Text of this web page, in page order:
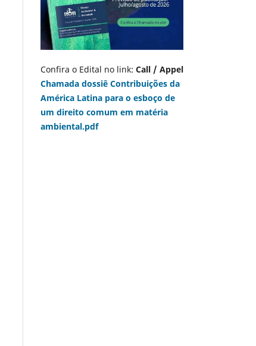
Confira o Edital no link: Call / Appel
Chamada dossiê Contribuições da
América Latina para o esboço de
um direito comum em matéria
ambiental.pdf